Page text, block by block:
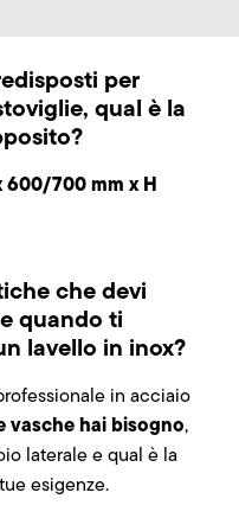
per
qual è la
600/700 mm x H
che devi
quando ti
lavello in inox?
in acciaio
vasche hai bisogno,
laterale e qual è la
esigenze.